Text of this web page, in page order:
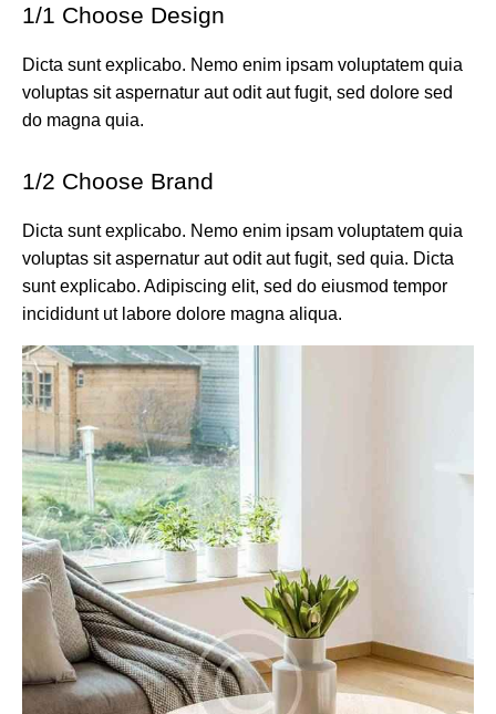
1/1 Choose Design
Dicta sunt explicabo. Nemo enim ipsam voluptatem quia
voluptas sit aspernatur aut odit aut fugit, sed dolore sed
do magna quia.
1/2 Choose Brand
Dicta sunt explicabo. Nemo enim ipsam voluptatem quia
voluptas sit aspernatur aut odit aut fugit, sed quia. Dicta
sunt explicabo. Adipiscing elit, sed do eiusmod tempor
incididunt ut labore dolore magna aliqua.